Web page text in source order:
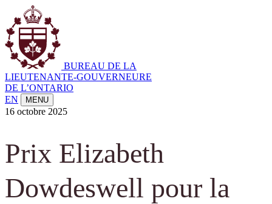
BUREAU DE LA
LIEUTENANTE-GOUVERNEURE
DE L’ONTARIO
EN
MENU
16 octobre 2025
Prix Elizabeth
Dowdeswell pour la